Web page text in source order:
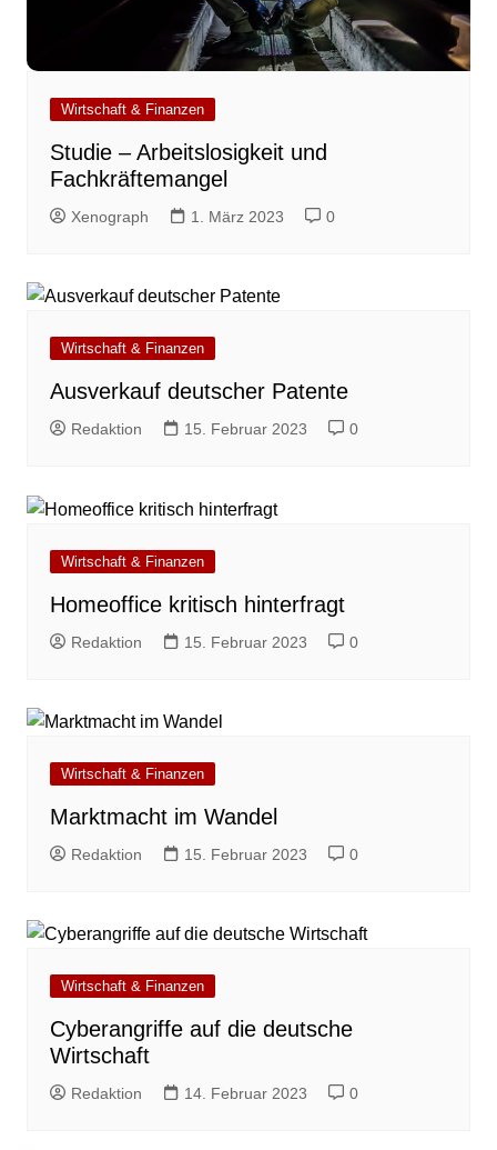
Wirtschaft & Finanzen
Studie – Arbeitslosigkeit und
Fachkräftemangel
Xenograph 1. März 2023 0
Wirtschaft & Finanzen
Ausverkauf deutscher Patente
Redaktion 15. Februar 2023 0
Wirtschaft & Finanzen
Homeoffice kritisch hinterfragt
Redaktion 15. Februar 2023 0
Wirtschaft & Finanzen
Marktmacht im Wandel
Redaktion 15. Februar 2023 0
Wirtschaft & Finanzen
Cyberangriffe auf die deutsche
Wirtschaft
Redaktion 14. Februar 2023 0